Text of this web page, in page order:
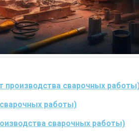
сварочных
работы)
сварочных работы)